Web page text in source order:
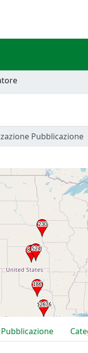
Pubblicazione
Pubblicazione